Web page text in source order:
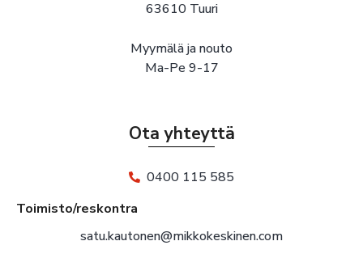
63610 Tuuri
Myymälä ja nouto
Ma-Pe 9-17
Ota yhteyttä
0400 115 585
Toimisto/reskontra
satu.kautonen@mikkokeskinen.com